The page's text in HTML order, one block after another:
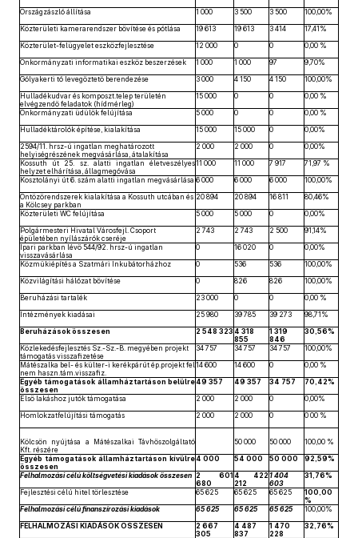
Országzászló állítása 1 000 3 500 3 500 100,00%
Közterületi kamerarendszer bővítése és pótlása 19 613 19 613 3 414 17,41%
Közterület-felügyelet eszközfejlesztése 12 000 0 0 0,00 %
Önkormányzati informatikai eszköz beszerzések 1 000 1 000 97 9,70%
Gólyakerti tó levegőztető berendezése 3 000 4 150 4 150 100,00%
Hulladékudvar és komposzt.telep területén
elvégzendő feladatok (hídmérleg)
15 000 0 0 0,00 %
Önkormányzati üdülők felújítása 5 000 0 0 0,00 %
Hulladéktárolók építése, kialakítása 15 000 15 000 0 0,00%
2594/11. hrsz-ú ingatlan meghatározott
helyiségrészének megvásárlása, átalakítása
2 000 2 000 0 0,00%
Kossuth út 25. sz. alatti ingatlan életveszélyes
helyzet elhárítása, állagmegóvása
11 000 11 000 7 917 71,97 %
Kosztolányi út 6. szám alatti ingatlan megvásárlása 6 000 6 000 6 000 100,00%
Öntözőrendszerek kialakítása a Kossuth utcában és
a Kölcsey parkban
20 894 20 894 16 811 80,46%
Közterületi WC felújítása 5 000 5 000 0 0,00%
Polgármesteri Hivatal Városfejl. Csoport
épületében nyílászárók cseréje
2 743 2 743 2 500 91,14%
Ipari parkban lévő 544/92. hrsz-ú ingatlan
visszavásárlása
0 16 020 0 0,00%
Közműkiépítés a Szatmári Inkubátorházhoz 0 536 536 100,00%
Közvilágítási hálózat bővítése 0 826 826 100,00%
Beruházási tartalék 23 000 0 0 0,00 %
Intézmények kiadásai 25 980 39 785 39 273 98,71%
Beruházások összesen 2 548 323 4 318
855
1 319
846
30,56%
Közlekedésfejlesztés Sz.-Sz.-B. megyében projekt
támogatás visszafizetése
34 757 34 757 34 757 100,00%
Mátészalka bel- és külter-i kerékpárút ép.projekt fel
nem haszn.tám.visszafiz.
14 600 14 600 0 0,00 %
Egyéb támogatások államháztartáson belülre
összesen
49 357 49 357 34 757 70,42%
Első lakáshoz jutók támogatása 2 000 2 000 0 0,00%
Homlokzatfelújítási támogatás 2 000 2 000 0 0 00 %
Kölcsön nyújtása a Mátészalkai Távhőszolgáltató
Kft. részére
50 000 50 000 100,00 %
Egyéb támogatások államháztartáson kívülre
összesen
4 000 54 000 50 000 92,59%
Felhalmozási célú költségvetési kiadások összesen 2 601
680
4 422
212
1 404
603
31,76%
Fejlesztési célú hitel törlesztése 65 625 65 625 65 625
100,00
%
Felhalmozási célú finanszírozási kiadások
65 625 65 625 65 625 100,00%
FELHALMOZÁSI KIADÁSOK ÖSSZESEN
2 667
305
4 487
837
1 470
228
32,76%